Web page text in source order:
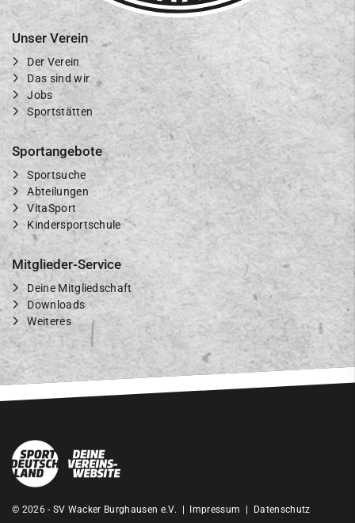
Unser Verein
Der Verein
Das sind wir
Jobs
Sportstätten
Sportangebote
Sportsuche
Abteilungen
VitaSport
Kindersportschule
Mitglieder-Service
Deine Mitgliedschaft
Downloads
Weiteres
© 2026 - SV Wacker Burghausen e.V. | Impressum Datenschutz